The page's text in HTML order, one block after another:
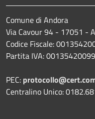
Comune di Andora
Via Cavour 94 - 17051 -
Codice Fiscale:
Partita IVA: 00135420099
PEC:
Centralino Unico: